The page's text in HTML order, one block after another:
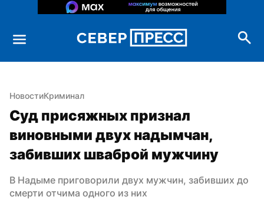
НовостиКриминал
Суд присяжных признал
виновными двух надымчан,
забивших шваброй мужчину
В Надыме приговорили двух мужчин, забивших до
смерти отчима одного из них